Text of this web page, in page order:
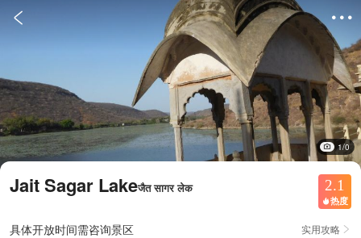
 
1/0
Jait Sagar Lakeजैत सागर लेक 2.1
 热度
具体开放时间需咨询景区 实用攻略 